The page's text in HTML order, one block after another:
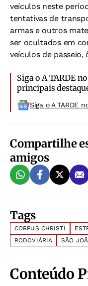
veículos neste
tentativas de
armas e outros
ser ocultados em
veículos de
Siga o A TARDE
principais
Siga o A TARDE
Compartilhe
amigos
Tags
CORPUS CHRISTI
RODOVIÁRIA
SÃO